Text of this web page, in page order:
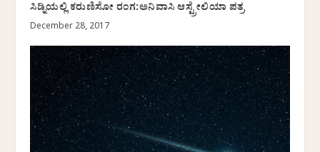
ಸಿಡ್ನಿಯಲ್ಲಿ ಕರುಣಿಸೋ ರಂಗ:ಅನಿವಾಸಿ ಆಸ್ಟ್ರೇಲಿಯಾ ಪತ್ರ
December 28, 2017